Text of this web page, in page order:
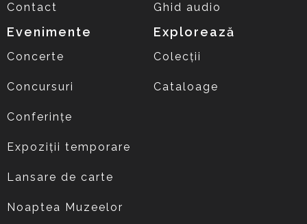
Contact Ghid audio
Evenimente
Concerte
Concursuri
Conferințe
Expoziții temporare
Lansare de carte
Noaptea Muzeelor
Explorează
Colecții
Cataloage